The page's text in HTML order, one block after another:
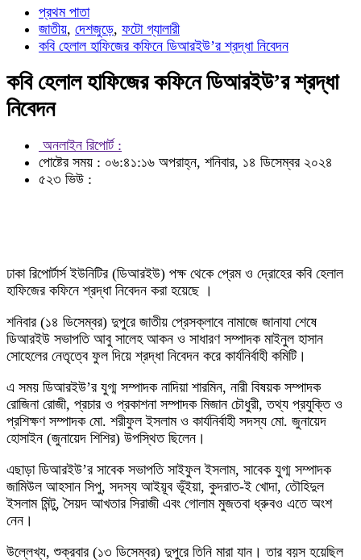
প্রথম পাতা
জাতীয়, দেশজুড়ে, ফটো গ্যালারী
কবি হেলাল হাফিজের কফিনে ডিআরইউ’র শ্রদ্ধা নিবেদন
কবি হেলাল হাফিজের কফিনে ডিআরইউ’র শ্রদ্ধা
নিবেদন
অনলাইন রিপোর্ট :
পোষ্টের সময় : ০৬:৪১:১৬ অপরাহ্ন, শনিবার, ১৪ ডিসেম্বর ২০২৪
৫২৩ ভিউ :
ঢাকা রিপোর্টার্স ইউনিটির (ডিআরইউ) পক্ষ থেকে প্রেম ও দ্রোহের কবি হেলাল
হাফিজের কফিনে শ্রদ্ধা নিবেদন করা হয়েছে ।
শনিবার (১৪ ডিসেম্বর) দুপুরে জাতীয় প্রেসক্লাবে নামাজে জানাযা শেষে
ডিআরইউ সভাপতি আবু সালেহ আকন ও সাধারণ সম্পাদক মাইনুল হাসান
সোহেলের নেতৃত্বে ফুল দিয়ে শ্রদ্ধা নিবেদন করে কার্যনির্বাহী কমিটি।
এ সময় ডিআরইউ’র যুগ্ম সম্পাদক নাদিয়া শারমিন, নারী বিষয়ক সম্পাদক
রোজিনা রোজী, প্রচার ও প্রকাশনা সম্পাদক মিজান চৌধুরী, তথ্য প্রযুক্তি ও
প্রশিক্ষণ সম্পাদক মো. শরীফুল ইসলাম ও কার্যনির্বাহী সদস্য মো. জুনায়েদ
হোসাইন (জুনায়েদ শিশির) উপস্থিত ছিলেন।
এছাড়া ডিআরইউ’র সাবেক সভাপতি সাইফুল ইসলাম, সাবেক যুগ্ম সম্পাদক
জামিউল আহসান সিপু, সদস্য আইয়ূব ভূঁইয়া, কুদরাত-ই খোদা, তৌহিদুল
ইসলাম মিন্টু, সৈয়দ আখতার সিরাজী এবং গোলাম মুজতবা ধ্রুবও এতে অংশ
নেন।
উল্লেখ্য, শুক্রবার (১৩ ডিসেম্বর) দুপুরে তিনি মারা যান। তার বয়স হয়েছিল